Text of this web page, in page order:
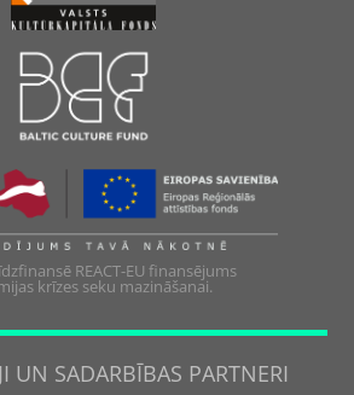
REACT-EU finansējums
krīzes seku mazināšanai.
UN SADARBĪBAS PARTNERI